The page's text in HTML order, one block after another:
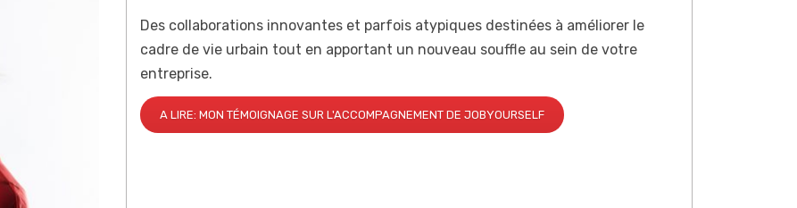
Des collaborations innovantes et parfois atypiques destinées à améliorer le
cadre de vie urbain tout en apportant un nouveau souffle au sein de votre
entreprise.
A LIRE: MON TÉMOIGNAGE SUR L'ACCOMPAGNEMENT DE JOBYOURSELF